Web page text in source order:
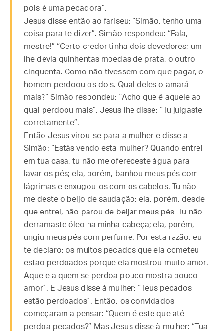
pois é uma pecadora”.
Jesus disse então ao fariseu: “Simão, tenho uma
coisa para te dizer”. Simão respondeu: “Fala,
mestre!” “Certo credor tinha dois devedores; um
lhe devia quinhentas moedas de prata, o outro
cinquenta. Como não tivessem com que pagar, o
homem perdoou os dois. Qual deles o amará
mais?” Simão respondeu: “Acho que é aquele ao
qual perdoou mais”. Jesus lhe disse: “Tu julgaste
corretamente”.
Então Jesus virou-se para a mulher e disse a
Simão: “Estás vendo esta mulher? Quando entrei
em tua casa, tu não me ofereceste água para
lavar os pés; ela, porém, banhou meus pés com
lágrimas e enxugou-os com os cabelos. Tu não
me deste o beijo de saudação; ela, porém, desde
que entrei, não parou de beijar meus pés. Tu não
derramaste óleo na minha cabeça; ela, porém,
ungiu meus pés com perfume. Por esta razão, eu
te declaro: os muitos pecados que ela cometeu
estão perdoados porque ela mostrou muito amor.
Aquele a quem se perdoa pouco mostra pouco
amor”. E Jesus disse à mulher: “Teus pecados
estão perdoados”. Então, os convidados
começaram a pensar: “Quem é este que até
perdoa pecados?” Mas Jesus disse à mulher: “Tua